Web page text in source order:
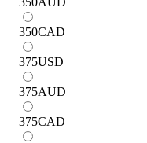
350CAD
375USD
375AUD
375CAD